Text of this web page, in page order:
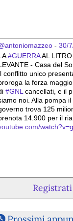
- 30/
#GUERRA AL LITRO
- Casa del
conflitto unico
la forza
#GNL cancellati, e il
noi. Alla pompa
trova 125
14.900 per il